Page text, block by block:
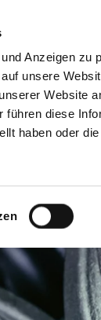
Anzeigen zu
unsere
Website
führen diese
haben oder